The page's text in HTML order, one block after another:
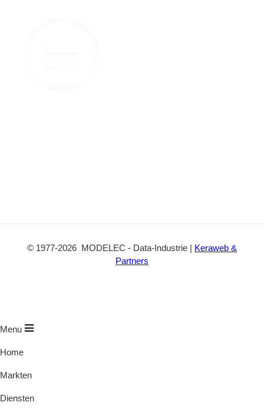
© 1977-2026 MODELEC - Data-Industrie | Keraweb &
Partners
Menu
Home
Markten
Diensten